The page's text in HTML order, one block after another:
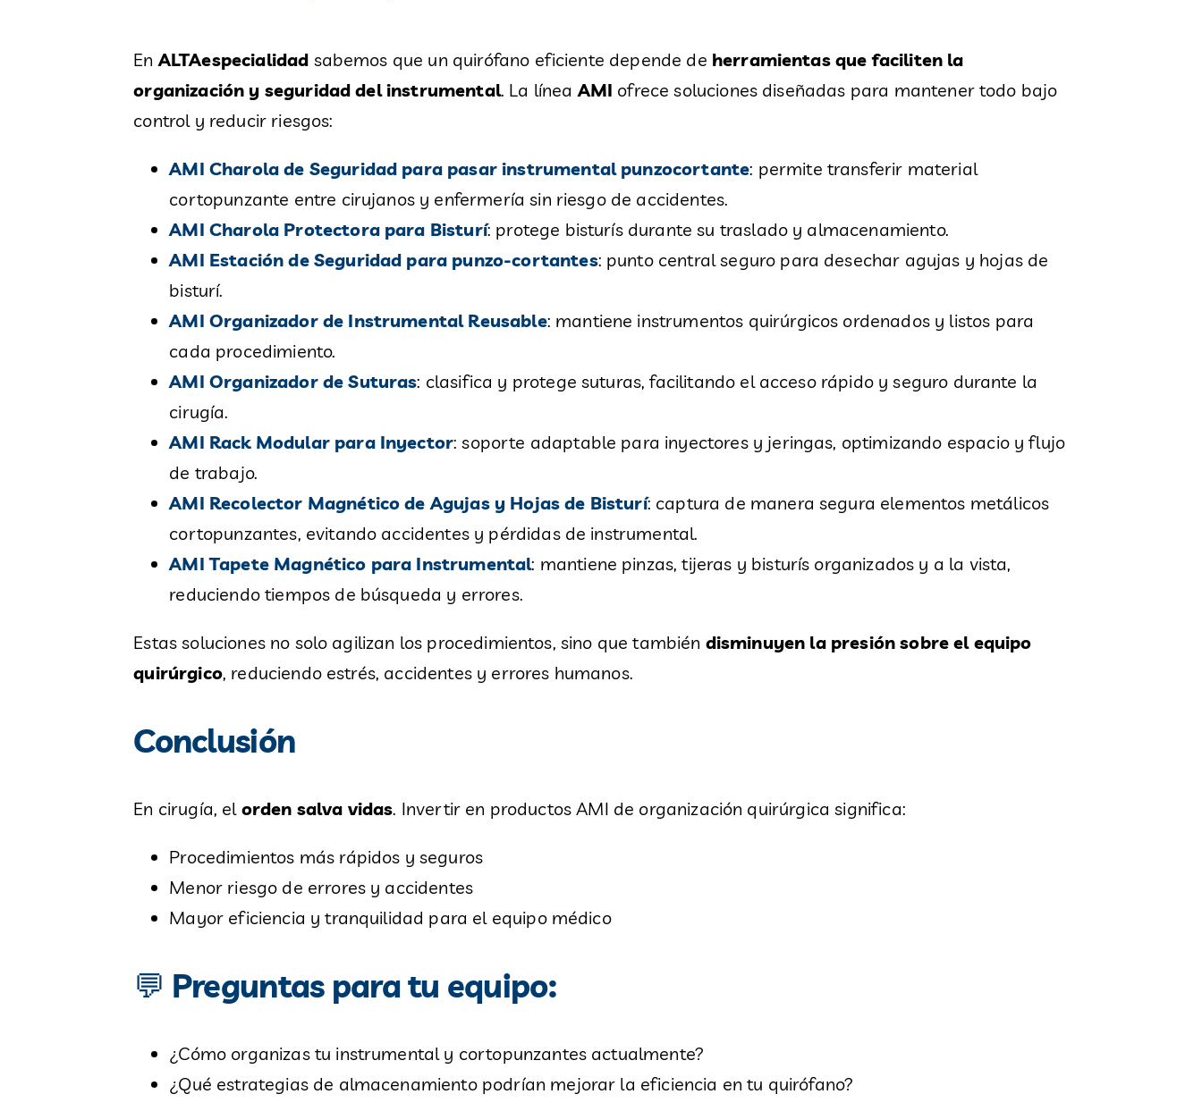
EnALTAespecialidad sabemos que un quirófano eficiente depende de herramientas que faciliten la
organización y seguridad del instrumental. La líneaAMI ofrece soluciones diseñadas para mantener todo bajo
control y reducir riesgos:
AMI Charola de Seguridad para pasar instrumental punzocortante: permite transferir material
cortopunzante entre cirujanos y enfermería sin riesgo de accidentes.
AMI Charola Protectora para Bisturí: protege bisturís durante su traslado y almacenamiento.
AMI Estación de Seguridad para punzo-cortantes: punto central seguro para desechar agujas y hojas de
bisturí.
AMI Organizador de Instrumental Reusable: mantiene instrumentos quirúrgicos ordenados y listos para
cada procedimiento.
AMI Organizador de Suturas: clasifica y protege suturas, facilitando el acceso rápido y seguro durante la
cirugía.
AMI Rack Modular para Inyector: soporte adaptable para inyectores y jeringas, optimizando espacio y flujo
de trabajo.
AMI Recolector Magnético de Agujas y Hojas de Bisturí: captura de manera segura elementos metálicos
cortopunzantes, evitando accidentes y pérdidas de instrumental.
AMI Tapete Magnético para Instrumental: mantiene pinzas, tijeras y bisturís organizados y a la vista,
reduciendo tiempos de búsqueda y errores.
Estas soluciones no solo agilizan los procedimientos, sino que también disminuyen la presión sobre el equipo
quirúrgico, reduciendo estrés, accidentes y errores humanos.
Conclusión
En cirugía, el orden salva vidas. Invertir en productos AMI de organización quirúrgica significa:
Procedimientos más rápidos y seguros
Menor riesgo de errores y accidentes
Mayor eficiencia y tranquilidad para el equipo médico
💬 Preguntas para tu equipo:
¿Cómo organizas tu instrumental y cortopunzantes actualmente?
¿Qué estrategias de almacenamiento podrían mejorar la eficiencia en tu quirófano?